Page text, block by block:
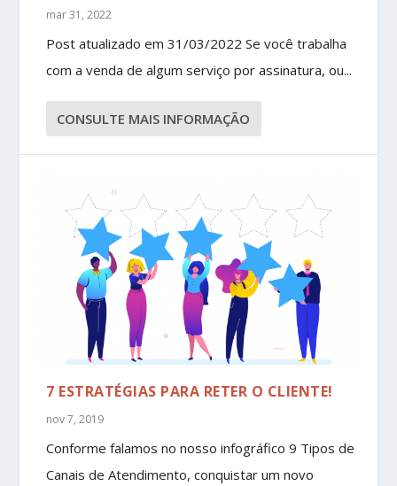
mar 31, 2022
Post atualizado em 31/03/2022 Se você trabalha
com a venda de algum serviço por assinatura, ou...
CONSULTE MAIS INFORMAÇÃO
7 ESTRATÉGIAS PARA RETER O CLIENTE!
nov 7, 2019
Conforme falamos no nosso infográfico 9 Tipos de
Canais de Atendimento, conquistar um novo